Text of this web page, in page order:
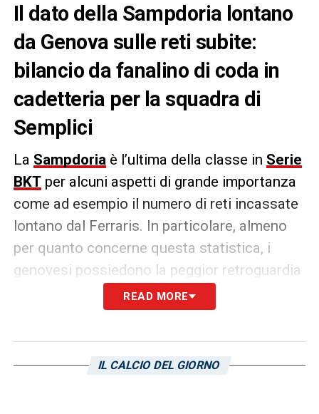
Il dato della Sampdoria lontano
da Genova sulle reti subite:
bilancio da fanalino di coda in
cadetteria per la squadra di
Semplici
La Sampdoria è l’ultima della classe in Serie
BKTper alcuni aspetti di grande importanza
come ad esempio il numero di reti incassate
lontano dal Ferraris. In particolare, almeno
per quanto concerne questa statistica, i
genovesi possiedono la peggior retroguardia
del campionato con ben 26 gol incassati. Un
numero decisamente eccessivo per una
di quelle ricoperte negli ultimi mesi.
READ MORE
IL CALCIO DEL GIORNO